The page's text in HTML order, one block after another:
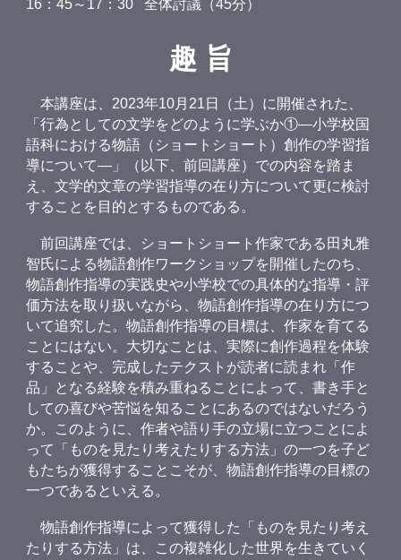
16：45～17：30 全体討議（45分）
趣 旨
本講座は、2023年10月21日（土）に開催された、
「行為としての文学をどのように学ぶか①―小学校国
語科における物語（ショートショート）創作の学習指
導について―」（以下、前回講座）での内容を踏ま
え、文学的文章の学習指導の在り方について更に検討
することを目的とするものである。
前回講座では、ショートショート作家である田丸雅
智氏による物語創作ワークショップを開催したのち、
物語創作指導の実践史や小学校での具体的な指導・評
価方法を取り扱いながら、物語創作指導の在り方につ
いて追究した。物語創作指導の目標は、作家を育てる
ことにはない。大切なことは、実際に創作過程を体験
することや、完成したテクストが読者に読まれ「作
品」となる経験を積み重ねることによって、書き手と
しての喜びや苦悩を知ることにあるのではないだろう
か。このように、作者や語り手の立場に立つことによ
って「ものを見たり考えたりする方法」の一つを子ど
もたちが獲得することこそが、物語創作指導の目標の
一つであるといえる。
物語創作指導によって獲得した「ものを見たり考え
たりする方法」は、この複雑化した世界を生きていく